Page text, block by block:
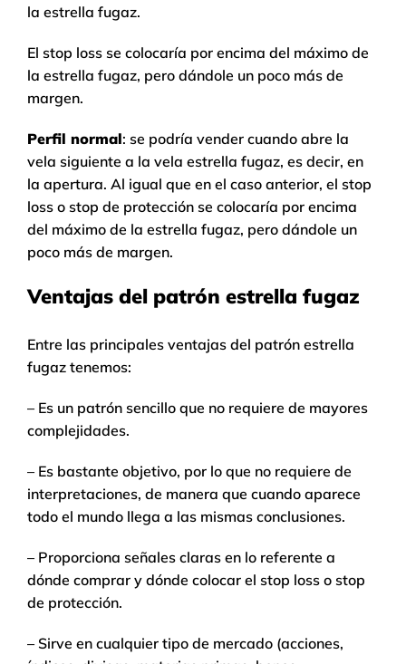
la estrella fugaz.
El stop loss se colocaría por encima del máximo de
la estrella fugaz, pero dándole un poco más de
margen.
Perfil normal: se podría vender cuando abre la
vela siguiente a la vela estrella fugaz, es decir, en
la apertura. Al igual que en el caso anterior, el stop
loss o stop de protección se colocaría por encima
del máximo de la estrella fugaz, pero dándole un
poco más de margen.
Ventajas del patrón estrella fugaz
Entre las principales ventajas del patrón estrella
fugaz tenemos:
– Es un patrón sencillo que no requiere de mayores
complejidades.
– Es bastante objetivo, por lo que no requiere de
interpretaciones, de manera que cuando aparece
todo el mundo llega a las mismas conclusiones.
– Proporciona señales claras en lo referente a
dónde comprar y dónde colocar el stop loss o stop
de protección.
– Sirve en cualquier tipo de mercado (acciones,